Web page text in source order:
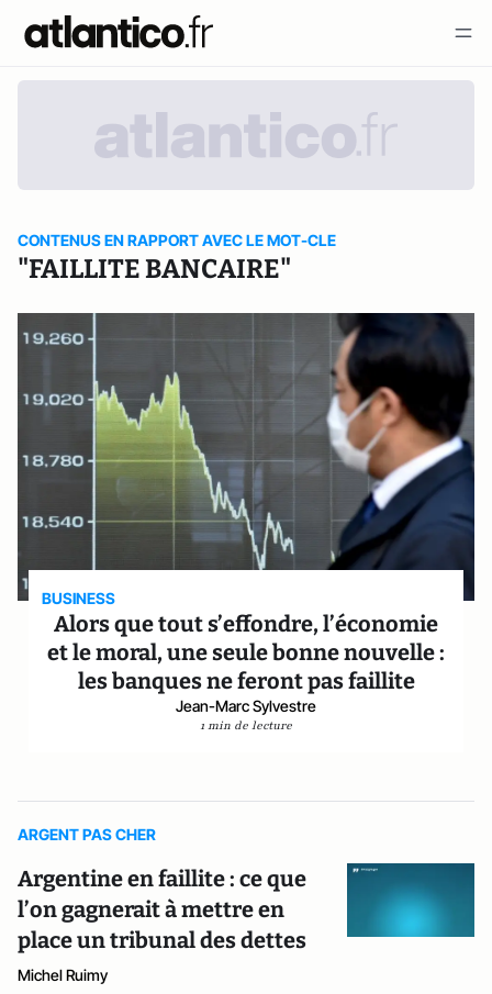
CONTENUS EN RAPPORT AVEC LE MOT-CLE
"FAILLITE BANCAIRE"
BUSINESS
Alors que tout s’effondre, l’économie
et le moral, une seule bonne nouvelle :
les banques ne feront pas faillite
Jean-Marc Sylvestre
1 min de lecture
ARGENT PAS CHER
Argentine en faillite : ce que
l’on gagnerait à mettre en
place un tribunal des dettes
Michel Ruimy